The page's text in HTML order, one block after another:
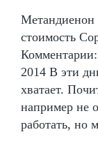
Метандиенон
стоимость
2014 В эти
хватает.
например не
работать, но